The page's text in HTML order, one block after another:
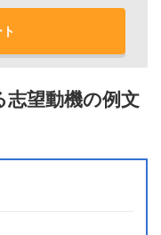
志望動機の例文